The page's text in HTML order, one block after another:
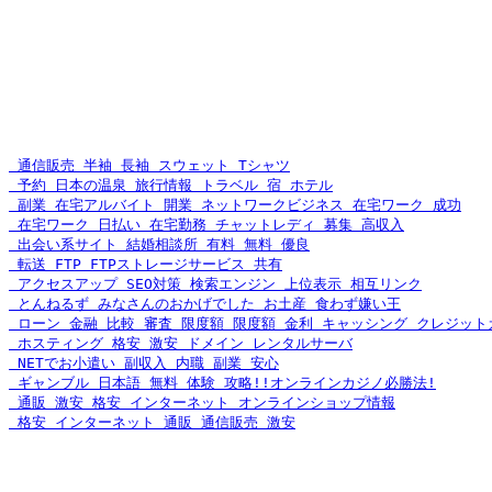
通信販売 半袖 長袖 スウェット Tシャツ
予約 日本の温泉 旅行情報 トラベル 宿 ホテル
副業 在宅アルバイト 開業 ネットワークビジネス 在宅ワーク 成功
在宅ワーク 日払い 在宅勤務 チャットレディ 募集 高収入
出会い系サイト 結婚相談所 有料 無料 優良
転送 FTP FTPストレージサービス 共有
アクセスアップ SEO対策 検索エンジン 上位表示 相互リンク
とんねるず みなさんのおかげでした お土産 食わず嫌い王
ローン 金融 比較 審査 限度額 限度額 金利 キャッシング クレジッ
ホスティング 格安 激安 ドメイン レンタルサーバ
NETでお小遣い 副収入 内職 副業 安心
ギャンブル 日本語 無料 体験 攻略!!オンラインカジノ必勝法!
通販 激安 格安 インターネット オンラインショップ情報
格安 インターネット 通販 通信販売 激安